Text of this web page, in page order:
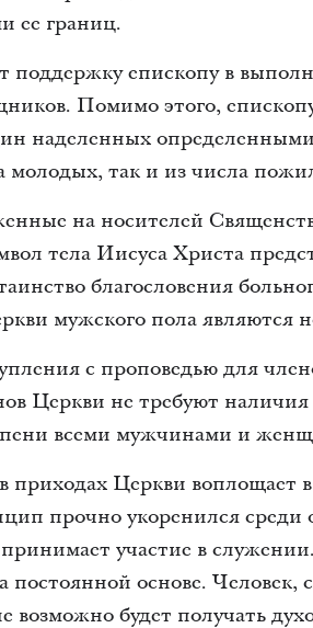
ее границ.
епископу в
Помимо этого,
наделенных определенными
молодых, так и из числа
на носителей
тела Иисуса Христа
благословения
мужского пола являются
с проповедью для
Церкви не требуют
всеми мужчинами и
приходах Церкви воплощает
прочно укоренился
участие в
постоянной основе.
будет получать